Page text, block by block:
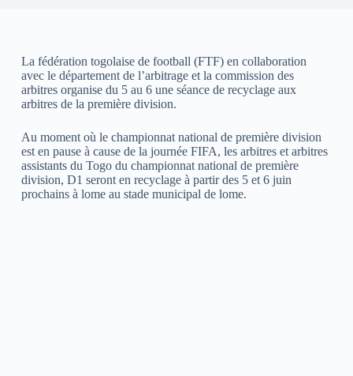
La fédération togolaise de football (FTF) en collaboration
avec le département de l’arbitrage et la commission des
arbitres organise du 5 au 6 une séance de recyclage aux
arbitres de la première division.
Au moment où le championnat national de première division
est en pause à cause de la journée FIFA, les arbitres et arbitres
assistants du Togo du championnat national de première
division, D1 seront en recyclage à partir des 5 et 6 juin
prochains à lome au stade municipal de lome.